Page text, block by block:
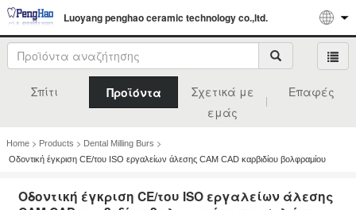
Luoyang penghao ceramic technology co.,ltd.
Σπίτι Προϊόντα
Σχετικά με
εμάς
Επαφές
Home > Products > Dental Milling Burs >
Οδοντική έγκριση CE/του ISO εργαλείων άλεσης CAM CAD καρβιδίου βολφραμίου
Οδοντική έγκριση CE/του ISO εργαλείων άλεσης